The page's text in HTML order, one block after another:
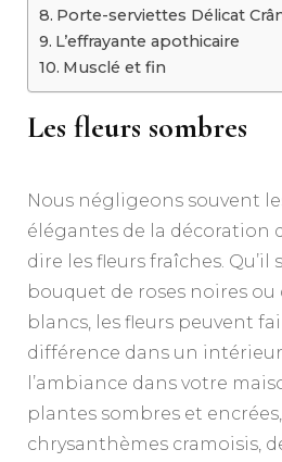
Porte-serviettes Délicat
L’effrayante apothicaire
Musclé et fin
Les fleurs sombres
Nous négligeons souvent
élégantes de la décoration
dire les fleurs fraîches. Qu’il
bouquet de roses noires
blancs, les fleurs peuvent
différence dans un
l’ambiance dans votre
plantes sombres et
chrysanthèmes cramoisis,